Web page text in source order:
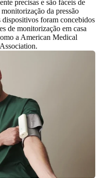
precisas e são fáceis de
da pressão
foram concebidos
de monitorização em casa
a American Medical